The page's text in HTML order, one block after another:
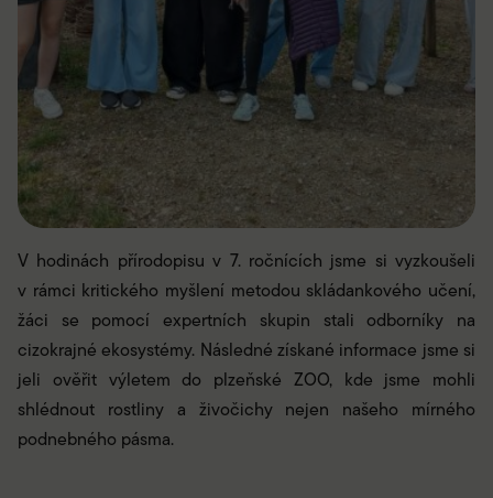
V hodinách přírodopisu v 7. ročnících jsme si vyzkoušeli
v rámci kritického myšlení metodou skládankového učení,
žáci se pomocí expertních skupin stali odborníky na
cizokrajné ekosystémy. Následné získané informace jsme si
jeli ověřit výletem do plzeňské ZOO, kde jsme mohli
shlédnout rostliny a živočichy nejen našeho mírného
podnebného pásma.